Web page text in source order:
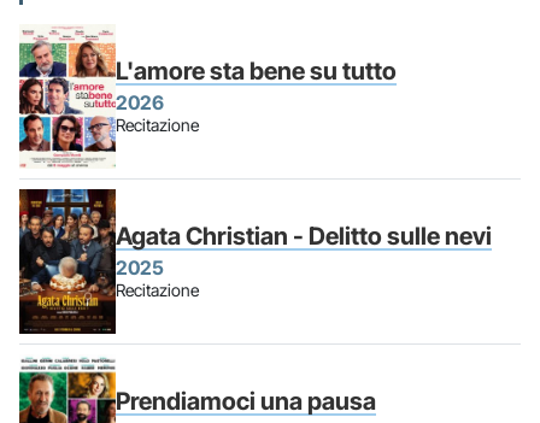
L'amore sta bene su tutto
2026
Recitazione
Agata Christian - Delitto sulle nevi
2025
Recitazione
Prendiamoci una pausa